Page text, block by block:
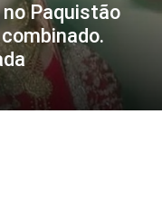
Paquistão